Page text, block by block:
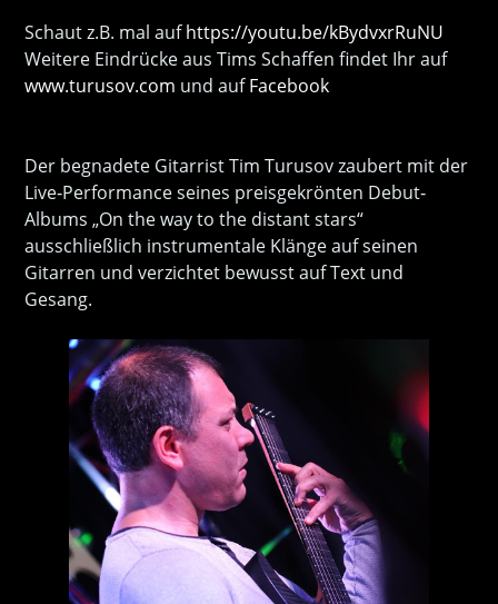
Schaut z.B. mal aufhttps://youtu.be/kBydvxrRuNU
Weitere Eindrücke aus Tims Schaffen findet Ihr auf
www.turusov.com und aufFacebook
Der begnadete Gitarrist Tim Turusov zaubert mit der
Live‐Performance seines preisgekrönten Debut‐
Albums „On the way to the distant stars“
ausschließlich instrumentale Klänge auf seinen
Gitarren und verzichtet bewusst auf Text und
Gesang.